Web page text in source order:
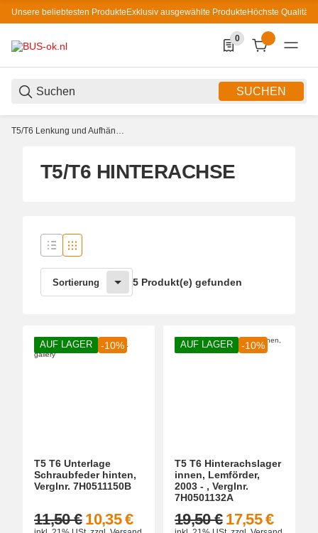
Unsere beliebtesten ProdukteExklusiv ausgewählte ProdukteHöchste Qualität
SUCHEN
0
0 Produkte in der
T5/T6 Lenkung und Aufhängung
T5/T6 HINTERACHSE
Sortierung 5 Produkt(e) gefunden
AUF LAGER -10%
T5 T6 Unterlage
Schraubfeder hinten,
Verglnr. 7H0511150B
10,35 €
11,50 €
AUF LAGER -10%
T5 T6 Hinterachslager
innen, Lemförder,
2003 - , Verglnr.
7H0501132A
17,55 €
19,50 €